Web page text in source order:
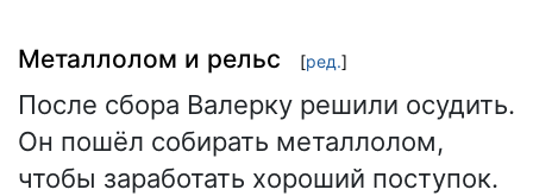
Металлолом и рельс [ред.]
После сбора Валерку решили осудить.
Он пошёл собирать металлолом,
чтобы заработать хороший поступок.